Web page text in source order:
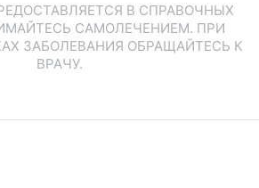
В СПРАВОЧНЫХ
САМОЛЕЧЕНИЕМ. ПРИ
ЗАБОЛЕВАНИЯ ОБРАЩАЙТЕСЬ К
ВРАЧУ.